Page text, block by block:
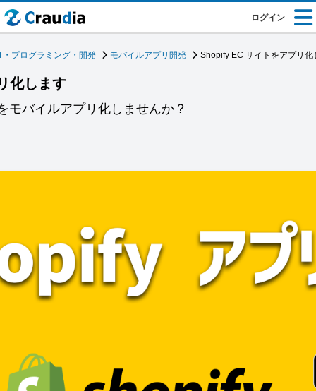
ログイン
・プログラミング・開発 モバイルアプリ開発 Shopify EC サイトをアプリ化
化します
モバイルアプリ化しませんか？